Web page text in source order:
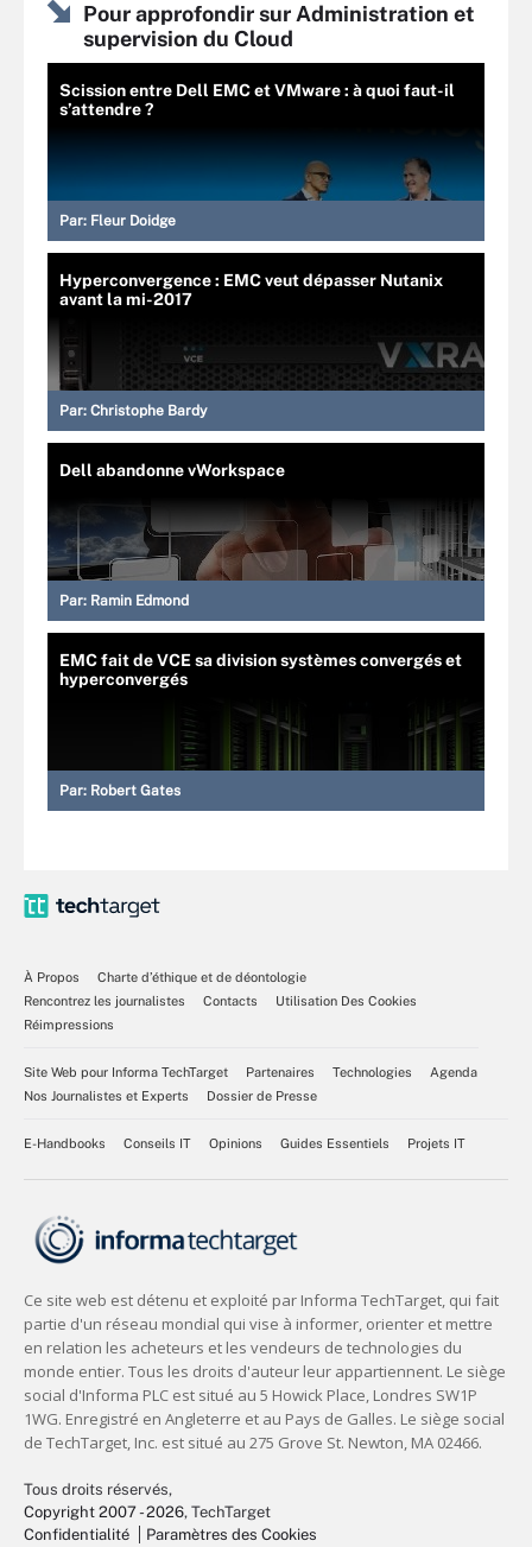
Pour approfondir sur Administration et
supervision du Cloud
Scission entre Dell EMC et VMware : à quoi faut-il
s’attendre ?
Par: Fleur Doidge
Hyperconvergence : EMC veut dépasser Nutanix
avant la mi-2017
Par: Christophe Bardy
Dell abandonne vWorkspace
Par: Ramin Edmond
EMC fait de VCE sa division systèmes convergés et
hyperconvergés
Par: Robert Gates
À Propos
Charte d’éthique et de déontologie
Rencontrez les journalistes
Contacts
Utilisation Des Cookies
Réimpressions
Site Web pour Informa TechTarget Partenaires Technologies
Agenda
Nos Journalistes et Experts
Dossier de Presse
E-Handbooks Conseils IT Opinions Guides Essentiels Projets IT
Tous droits réservés,
Copyright 2007 - 2026, TechTarget
Confidentialité
Paramètres des Cookies